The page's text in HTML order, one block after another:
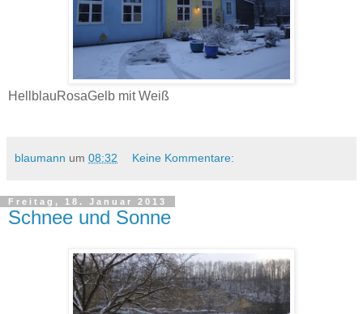
HellblauRosaGelb mit Weiß
blaumann um 08:32 Keine Kommentare:
Freitag, 18. Januar 2013
Schnee und Sonne